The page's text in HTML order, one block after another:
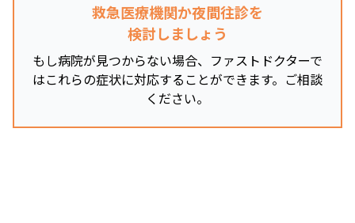
救急医療機関か夜間往診を
検討しましょう
もし病院が見つからない場合、ファストドクターで
はこれらの症状に対応することができます。ご相談
ください。